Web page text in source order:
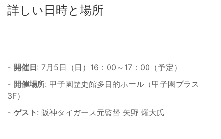
詳しい日時と場所
- 開催日 : 7月5日（日）16：00～17：00（予定）
- 開催場所: 甲子園歴史館多目的ホール（甲子園プラス
3F）
- ゲスト : 阪神タイガース元監督 矢野 燿大氏